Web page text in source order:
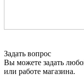
Задать вопрос
Вы можете задать
или работе магазина.